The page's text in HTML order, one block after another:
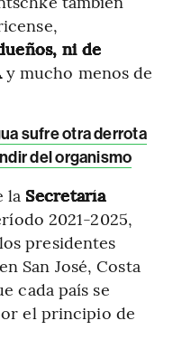
ni de
y mucho menos de
sufre otra derrota
del organismo
la Secretaría
2021-2025,
presidentes
San José, Costa
cada país se
el principio de